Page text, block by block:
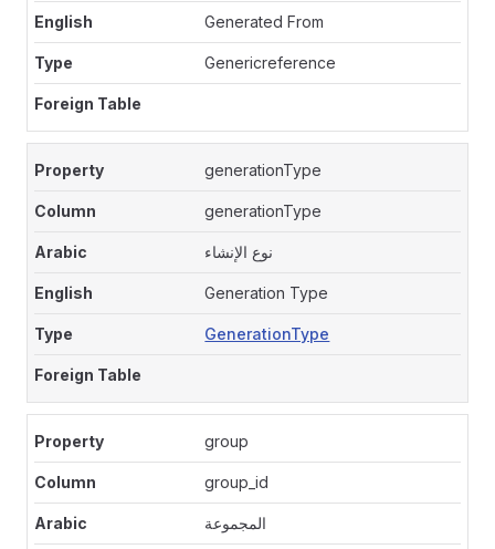
Generated From
Genericreference
generationType
generationType
نوع الإنشاء
Generation Type
GenerationType
group
group_id
المجموعة